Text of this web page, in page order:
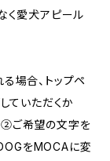
く愛犬アピール
場合、トップペ
ていただくか
②ご希望の文字を
DOGをMOCAに変